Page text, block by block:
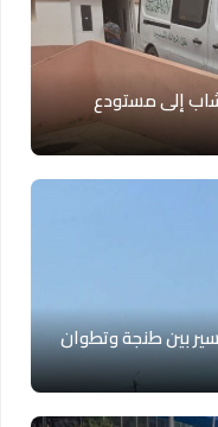
شاب إلى مستودع
بين طنجة وتطوان